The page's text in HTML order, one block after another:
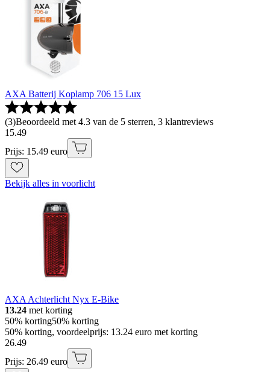
AXA Batterij Koplamp 706 15 Lux
(3)Beoordeeld met 4.3 van de 5 sterren, 3 klantreviews
15.49
Prijs: 15.49 euro
Bekijk alles in voorlicht
AXA Achterlicht Nyx E-Bike
13.24 met korting
50% korting50% korting
50% korting, voordeelprijs: 13.24 euro met korting
26.49
Prijs: 26.49 euro